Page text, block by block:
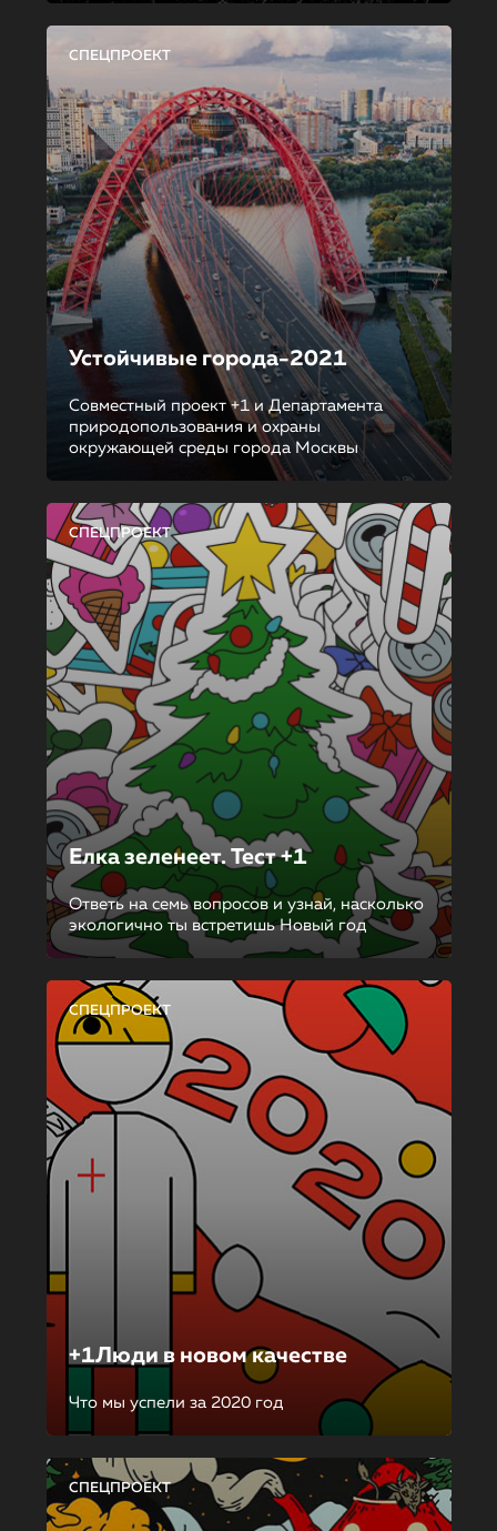
СПЕЦПРОЕКТ
Устойчивые города-2021
Совместный проект +1 и Департамента
природопользования и охраны
окружающей среды города Москвы
СПЕЦПРОЕКТ
Елка зеленеет. Тест +1
Ответь на семь вопросов и узнай, насколько
экологично ты встретишь Новый год
СПЕЦПРОЕКТ
+1Люди в новом качестве
Что мы успели за 2020 год
СПЕЦПРОЕКТ